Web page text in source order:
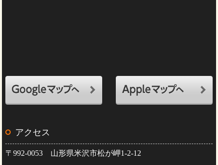
アクセス
〒992-0053 山形県米沢市松が岬1-2-12